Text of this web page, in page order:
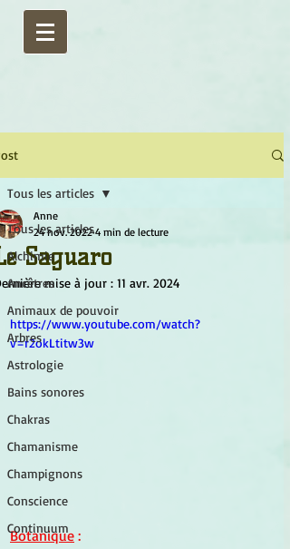
Tous les articles
Alchimie
Ancêtres
Animaux de pouvoir
Arbres
Astrologie
Bains sonores
Chakras
Chamanisme
Champignons
Conscience
Continuum
Tous les articles
Saguaro
Anne
24 nov. 2022 4 min de lecture
mise à jour : 11 avr. 2024
https://www.youtube.com/watch?
v=r2okLtitw3w
Botanique :